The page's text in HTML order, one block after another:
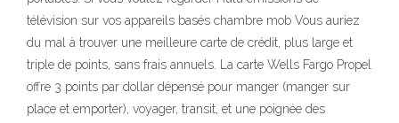
télévision sur vos appareils basés chambre mob Vous auriez
du mal à trouver une meilleure carte de crédit, plus large et
triple de points, sans frais annuels. La carte Wells Fargo Propel
offre 3 points par dollar dépensé pour manger (manger sur
place et emporter), voyager, transit, et une poignée des